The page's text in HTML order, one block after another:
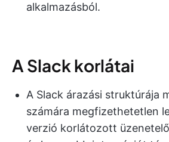
alkalmazásból.
A Slack korlátai
A Slack árazási struktúrája
számára megfizethetetlen
verzió korlátozott